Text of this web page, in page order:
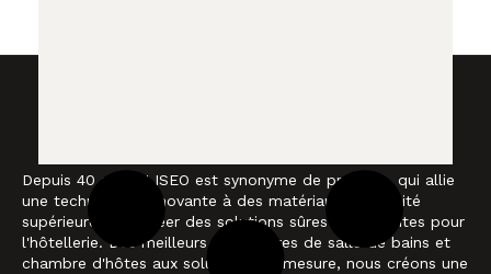
Depuis 40 ans, ALISEO est synonyme de produits, qui allie
une technologie innovante à des matériaux de qualité
supérieure pour créer des solutions sûres et élégantes pour
l'hôtellerie. Des meilleurs accessoires de salle de bains et
chambre d'hôtes aux solutions sur mesure, nous créons une